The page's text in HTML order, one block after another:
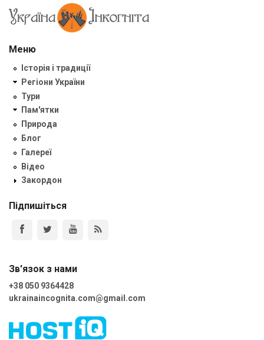
Меню
Історія і традиції
Регіони України
Тури
Пам'ятки
Природа
Блог
Галереї
Відео
Закордон
Підпишіться
Зв'язок з нами
+38 050 9364428
ukrainaincognita.com@gmail.com